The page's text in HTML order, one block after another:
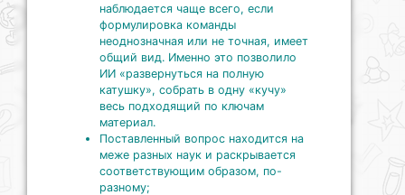
наблюдается чаще всего, если
формулировка команды
неоднозначная или не точная, имеет
общий вид. Именно это позволило
ИИ «развернуться на полную
катушку», собрать в одну «кучу»
весь подходящий по ключам
материал.
Поставленный вопрос находится на
меже разных наук и раскрывается
соответствующим образом, по-
разному;